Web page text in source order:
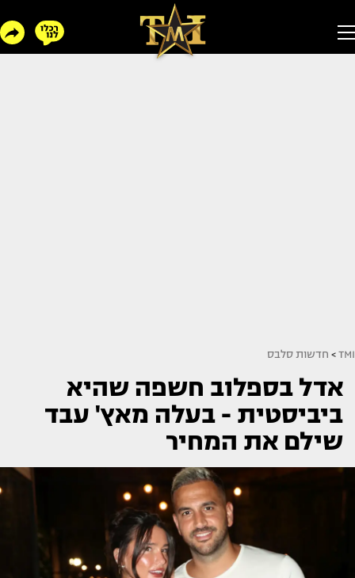
TMI
> חדשות סלבס
אדל בספלוב חשפה שהיא
ביביסטית - בעלה מאץ' עבד
שילם את המחיר